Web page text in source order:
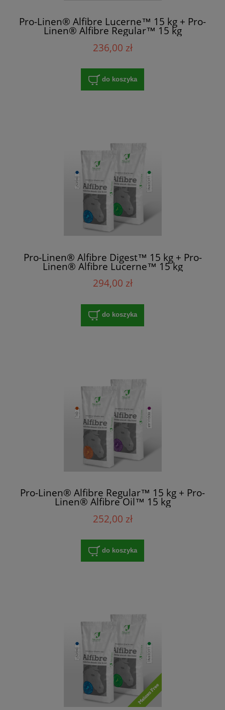
Pro-Linen® Alfibre Lucerne™ 15 kg + Pro-
Linen® Alfibre Regular™ 15 kg
236,00 zł
do koszyka
Pro-Linen® Alfibre Digest™ 15 kg + Pro-
Linen® Alfibre Lucerne™ 15 kg
294,00 zł
do koszyka
Pro-Linen® Alfibre Regular™ 15 kg + Pro-
Linen® Alfibre Oil™ 15 kg
252,00 zł
do koszyka